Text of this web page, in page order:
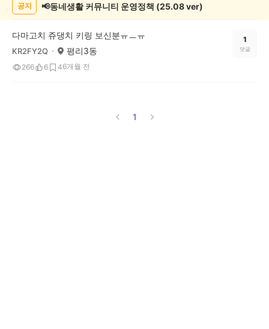
록
공지 📢동네생활 커뮤니티 운영정책 (25.08 ver)
다마고치 쥬댕치 키링 보신분ㅠㅡㅠ
KR2FY2Q 평리3동
266 6 46개월 전
1
댓글
1